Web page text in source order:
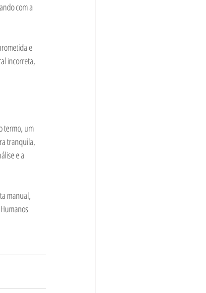
com a
e
incorreta,
termo, um
tranquila,
e a
manual,